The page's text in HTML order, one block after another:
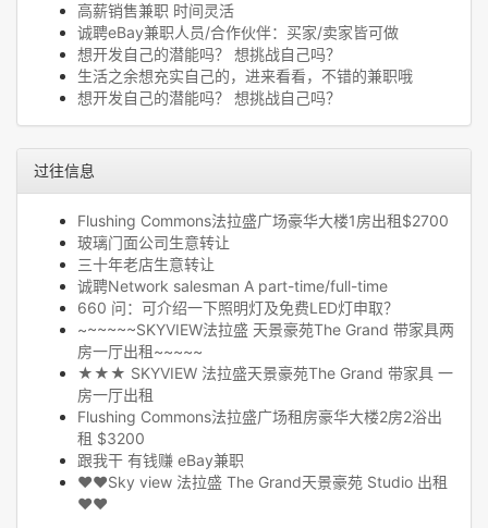
高薪销售兼职 时间灵活
诚聘eBay兼职人员/合作伙伴：买家/卖家皆可做
想开发自己的潜能吗？ 想挑战自己吗？
生活之余想充实自己的，进来看看，不错的兼职哦
想开发自己的潜能吗？ 想挑战自己吗？
过往信息
Flushing Commons法拉盛广场豪华大楼1房出租$2700
玻璃门面公司生意转让
三十年老店生意转让
诚聘Network salesman A part-time/full-time
660 问：可介绍一下照明灯及免费LED灯申取？
~~~~~~SKYVIEW法拉盛 天景豪苑The Grand 带家具两
房一厅出租~~~~~
★★★ SKYVIEW 法拉盛天景豪苑The Grand 带家具 一
房一厅出租
Flushing Commons法拉盛广场租房豪华大楼2房2浴出
租 $3200
跟我干 有钱赚 eBay兼职
❤❤Sky view 法拉盛 The Grand天景豪苑 Studio 出租
❤❤